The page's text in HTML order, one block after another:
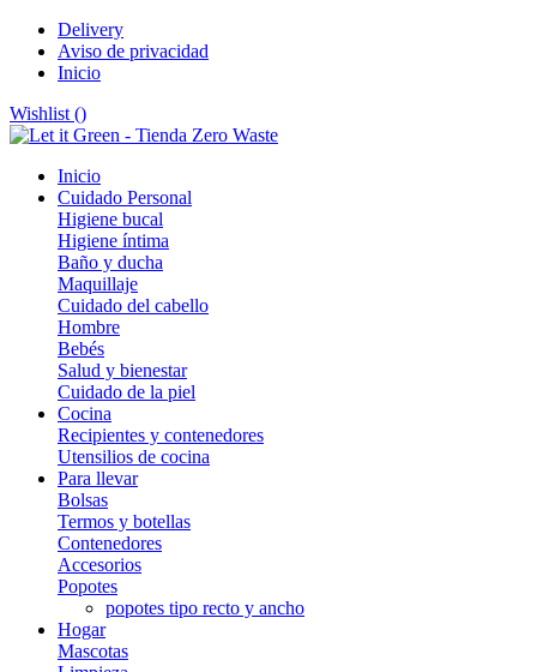
Delivery
Aviso de privacidad
Inicio
Wishlist ()
Inicio
Cuidado Personal
Higiene bucal
Higiene íntima
Baño y ducha
Maquillaje
Cuidado del cabello
Hombre
Bebés
Salud y bienestar
Cuidado de la piel
Cocina
Recipientes y contenedores
Utensilios de cocina
Para llevar
Bolsas
Termos y botellas
Contenedores
Accesorios
Popotes
popotes tipo recto y ancho
Hogar
Mascotas